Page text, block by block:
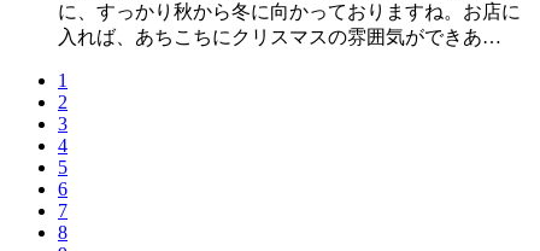
に、すっかり秋から冬に向かっておりますね。お店に
入れば、あちこちにクリスマスの雰囲気ができあ…
1
2
3
4
5
6
7
8